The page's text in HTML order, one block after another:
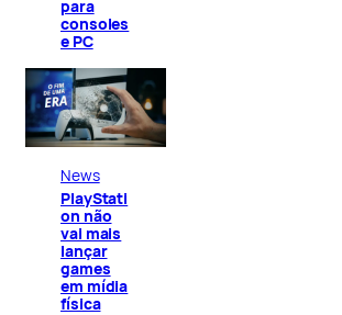
para
consoles
e PC
News
PlayStati
on não
vai mais
lançar
games
em mídia
física